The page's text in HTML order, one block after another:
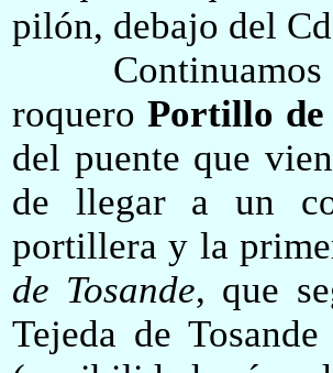
pilón, debajo del
Continuamos
roqueroPortillo de
del puente que
de llegar a un
portillera y la
de Tosande, que
Tejeda de